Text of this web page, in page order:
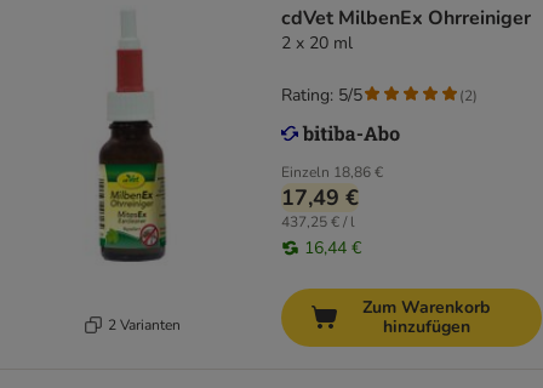
2 Varianten
cdVet MilbenEx Ohrreiniger
2 x 20 ml
Einzeln 18,86 €
17,49 €
437,25 € / l
16,44 €
Rating: 5/5 (2)
Zum Warenkorb
hinzufügen